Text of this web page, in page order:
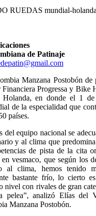
de Patinaje
Manzana Postobón de
Progressa y Bike
Holanda, en donde el 1
de la especialidad que
países.
del equipo nacional se
y al clima que
de pista de la cita
vesmaco, que según los
al clima, hemos tenido
bastante frío, lo cierto
nivel con rivales de gran
pelea”, analizó Elías del
Manzana Postobón.